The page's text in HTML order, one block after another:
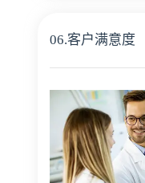
06.客户满意度